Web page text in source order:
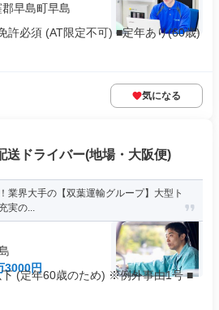
早島町早島
許必須 (AT限定不可) ■定年あり(60歳)
気になる
送ドライバー(地場・大阪便)
業界大手の【双葉運輸グループ】大型ト
実の...
3000円
(定年60歳のため) ※例外事由1号 ■